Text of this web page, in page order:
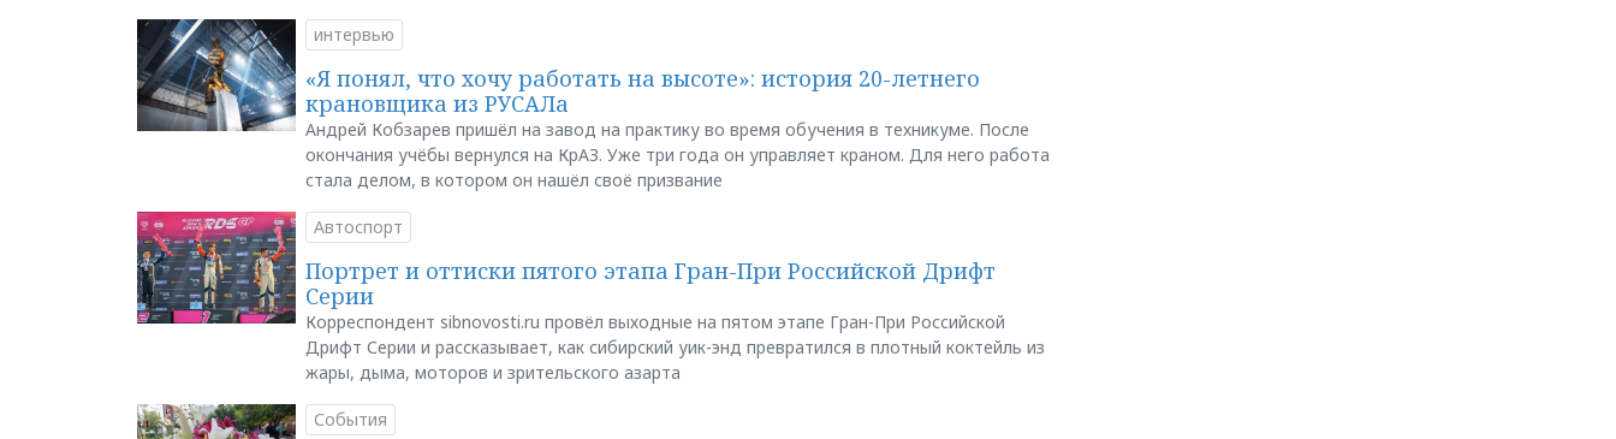
интервью
«Я понял, что хочу работать на высоте»: история 20-летнего
крановщика из РУСАЛа
Андрей Кобзарев пришёл на завод на практику во время обучения в техникуме. После
окончания учёбы вернулся на КрАЗ. Уже три года он управляет краном. Для него работа
стала делом, в котором он нашёл своё призвание
Автоспорт
Портрет и оттиски пятого этапа Гран-При Российской Дрифт
Серии
Корреспондент sibnovosti.ru провёл выходные на пятом этапе Гран-При Российской
Дрифт Серии и рассказывает, как сибирский уик-энд превратился в плотный коктейль из
жары, дыма, моторов и зрительского азарта
События